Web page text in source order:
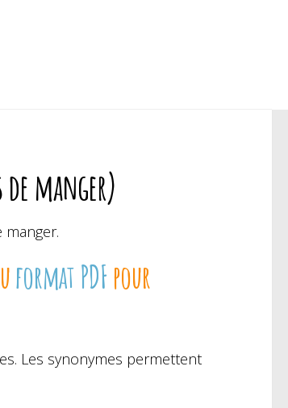
de manger)
format PDFpour
Les synonymes permettent